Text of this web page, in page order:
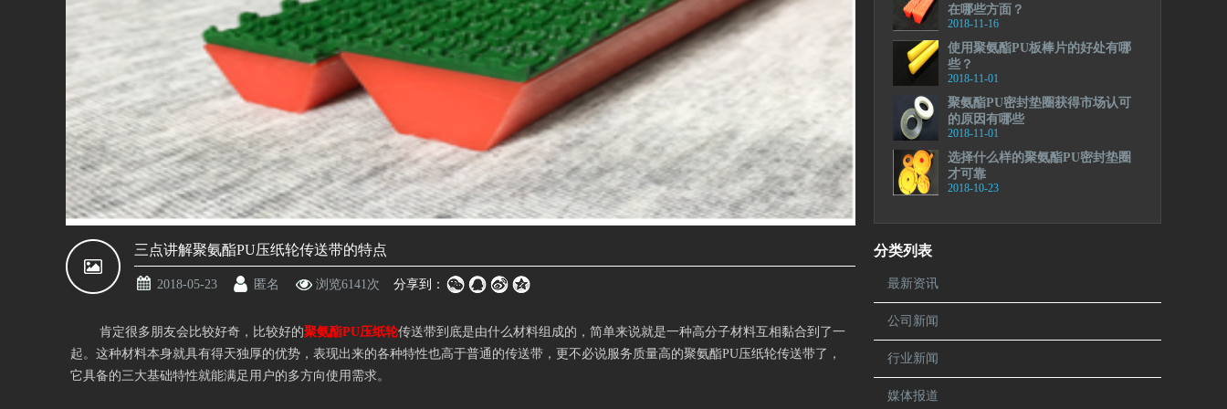
三点讲解聚氨酯PU压纸轮传送带的特点
2018-05-23 匿名 浏览6141次 分享到：
肯定很多朋友会比较好奇，比较好的聚氨酯PU压纸轮传送带到底是由什么材料组成的，简单来说就是一种高分子材料互相黏合到了一
起。这种材料本身就具有得天独厚的优势，表现出来的各种特性也高于普通的传送带，更不必说服务质量高的聚氨酯PU压纸轮传送带了，
它具备的三大基础特性就能满足用户的多方向使用需求。
在哪些方面？
2018-11-16
使用聚氨酯PU板棒片的好处有哪
些？
2018-11-01
聚氨酯PU密封垫圈获得市场认可
的原因有哪些
2018-11-01
选择什么样的聚氨酯PU密封垫圈
才可靠
2018-10-23
分类列表
最新资讯
公司新闻
行业新闻
媒体报道